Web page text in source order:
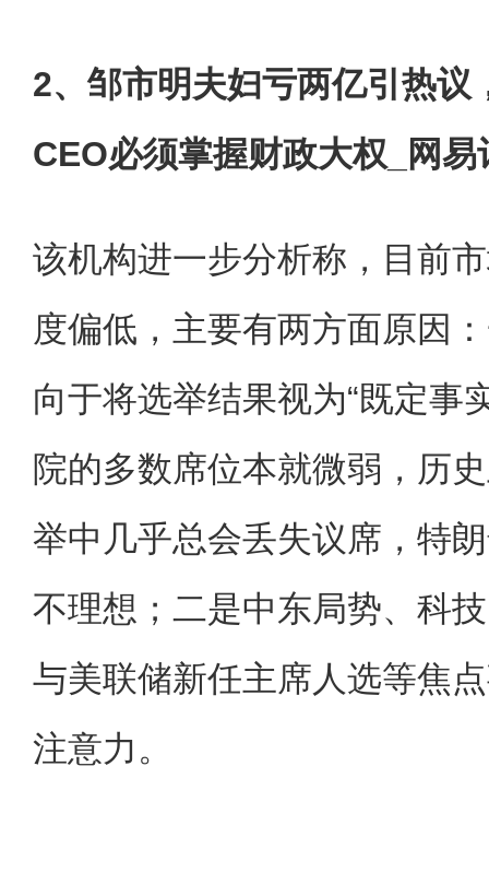
2、邹市明夫妇亏两亿引热议
CEO必须掌握财政大权_网易
该机构进一步分析称，目前
度偏低，主要有两方面原因
向于将选举结果视为“既定事
院的多数席位本就微弱，历
举中几乎总会丢失议席，特
不理想；二是中东局势、科
与美联储新任主席人选等焦
注意力。